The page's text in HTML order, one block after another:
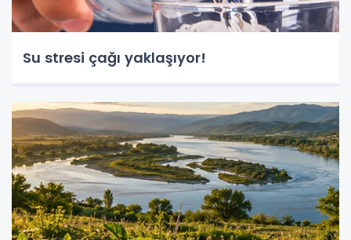
Su stresi çağı yaklaşıyor!